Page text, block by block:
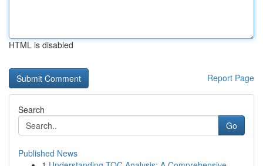
HTML is disabled
Report Page
Search
Go
Published News